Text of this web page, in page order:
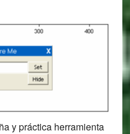
y práctica herramienta